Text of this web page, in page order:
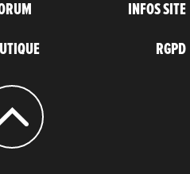
INFOS SITE
RGPD